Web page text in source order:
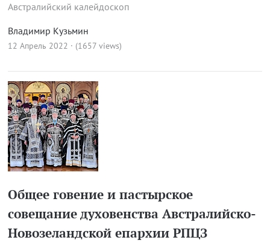
Австралийский калейдоскоп
Владимир Кузьмин
12 Апрель 2022 · (1657 views)
Общее говение и пастырское
совещание духовенства Австралийско-
Новозеландской епархии РПЦЗ